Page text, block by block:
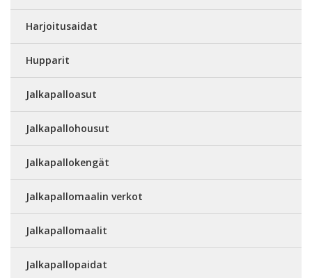
Harjoitusaidat
Hupparit
Jalkapalloasut
Jalkapallohousut
Jalkapallokengät
Jalkapallomaalin verkot
Jalkapallomaalit
Jalkapallopaidat